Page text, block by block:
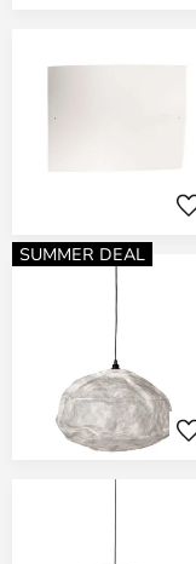
SUMMER DEAL